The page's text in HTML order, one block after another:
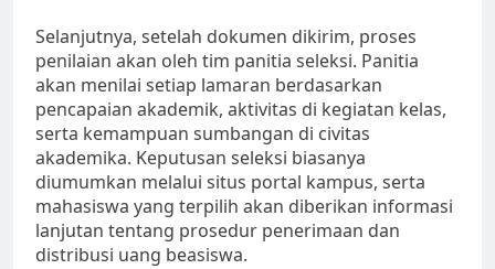
Selanjutnya, setelah dokumen dikirim, proses
penilaian akan oleh tim panitia seleksi. Panitia
akan menilai setiap lamaran berdasarkan
pencapaian akademik, aktivitas di kegiatan kelas,
serta kemampuan sumbangan di civitas
akademika. Keputusan seleksi biasanya
diumumkan melalui situs portal kampus, serta
mahasiswa yang terpilih akan diberikan informasi
lanjutan tentang prosedur penerimaan dan
distribusi uang beasiswa.